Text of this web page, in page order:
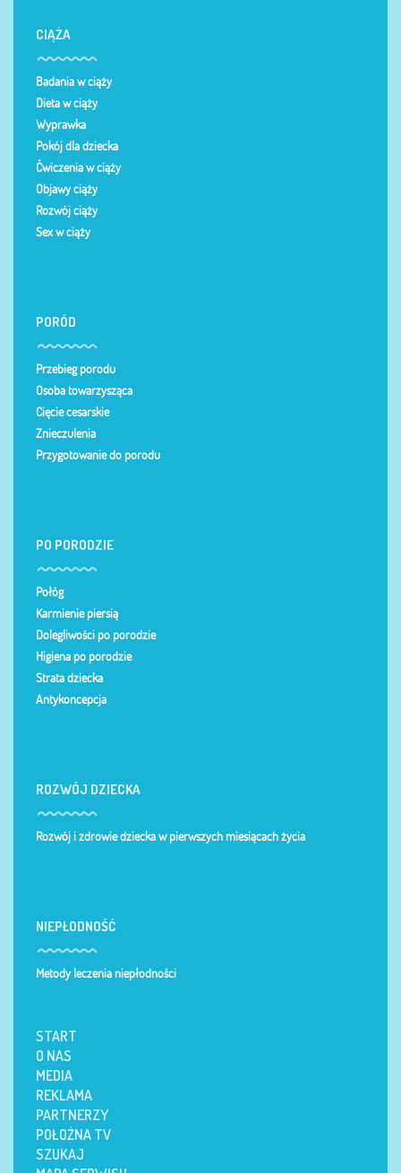
CIĄŻA
Badania w ciąży
Dieta w ciąży
Wyprawka
Pokój dla dziecka
Ćwiczenia w ciąży
Objawy ciąży
Rozwój ciąży
Sex w ciąży
PORÓD
Przebieg porodu
Osoba towarzysząca
Cięcie cesarskie
Znieczulenia
Przygotowanie do porodu
PO PORODZIE
Połóg
Karmienie piersią
Dolegliwości po porodzie
Higiena po porodzie
Strata dziecka
Antykoncepcja
ROZWÓJ DZIECKA
Rozwój i zdrowie dziecka w pierwszych miesiącach życia
NIEPŁODNOŚĆ
Metody leczenia niepłodności
START
O NAS
MEDIA
REKLAMA
PARTNERZY
POŁOŻNA TV
SZUKAJ